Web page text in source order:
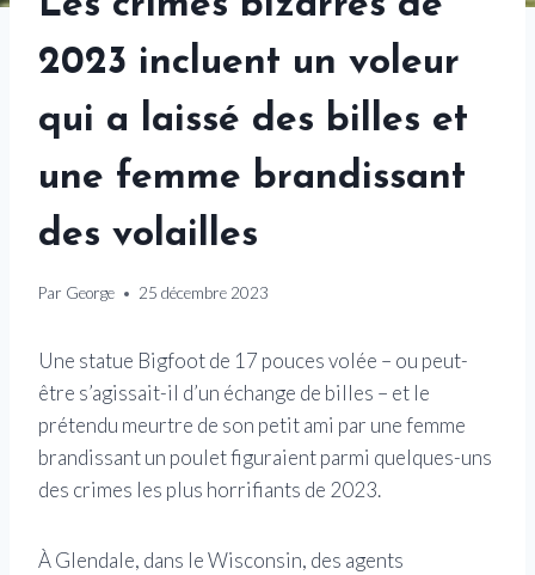
2023 incluent un voleur
qui a laissé des billes et
une femme brandissant
des volailles
Par George 25 décembre 2023
Une statue Bigfoot de 17 pouces volée – ou peut-
être s’agissait-il d’un échange de billes – et le
prétendu meurtre de son petit ami par une femme
brandissant un poulet figuraient parmi quelques-uns
des crimes les plus horrifiants de 2023.
À Glendale, dans le Wisconsin, des agents